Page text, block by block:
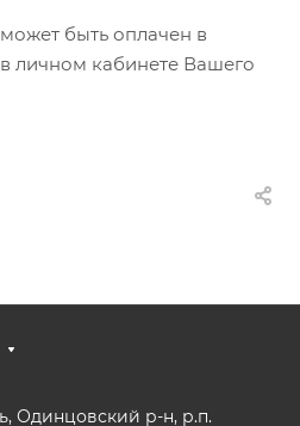
быть оплачен в
личном кабинете Вашего
Одинцовский р-н, р.п.